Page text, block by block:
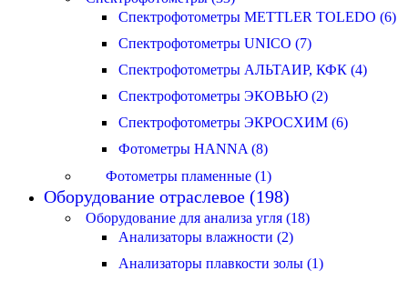
Спектрофотометры METTLER TOLEDO (6)
Спектрофотометры UNICO (7)
Спектрофотометры АЛЬТАИР, КФК (4)
Спектрофотометры ЭКОВЬЮ (2)
Спектрофотометры ЭКРОСХИМ (6)
Фотометры HANNA (8)
Фотометры пламенные (1)
Оборудование отраслевое (198)
Оборудование для анализа угля (18)
Анализаторы влажности (2)
Анализаторы плавкости золы (1)